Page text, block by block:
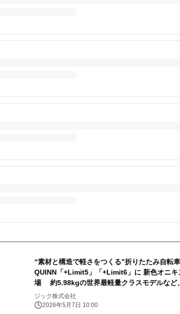
“素材と構造で軽さをつくる”折りたたみ自転
QUINN「+Limit5」「+Limit6」に 新色オニキ
場 約5.98kgの世界最軽量クラスモデルなど
発売
ジック株式会社
2026年5月7日 10:00